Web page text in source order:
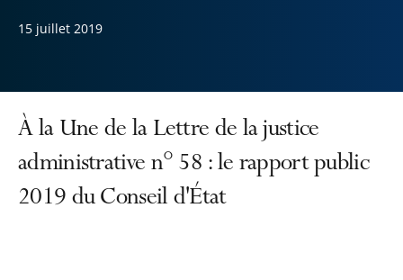
15 juillet 2019
À la Une de la Lettre de la justice
administrative n° 58 : le rapport public
2019 du Conseil d'État